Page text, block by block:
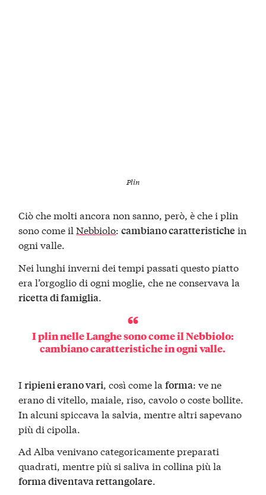
Plin
Ciò che molti ancora non sanno, però, è che i plin
sono come ilNebbiolo:cambiano caratteristiche in
ogni valle.
Nei lunghi inverni dei tempi passati questo piatto
era l’orgoglio di ogni moglie, che ne conservava la
ricetta di famiglia.
I plin nelle Langhe sono come il Nebbiolo:
cambiano caratteristiche in ogni valle.
Iripieni erano vari , così come laforma: ve ne
erano di vitello, maiale, riso, cavolo o coste bollite.
In alcuni spiccava la salvia, mentre altri sapevano
più di cipolla.
Ad Alba venivano categoricamente preparati
quadrati, mentre più si saliva in collina più la
forma diventava rettangolare.